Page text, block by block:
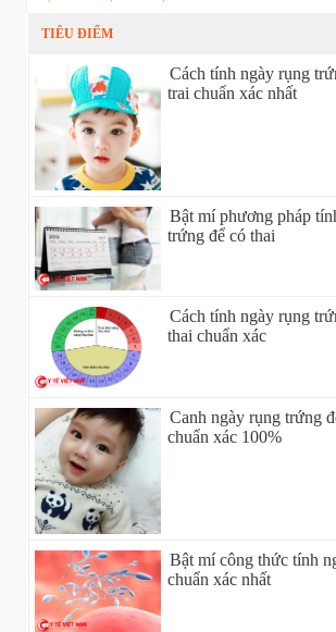
TIÊU ĐIỂM
Cách tính ngày rụng
trai chuẩn xác nhất
Bật mí phương pháp
trứng để có thai
Cách tính ngày rụng
thai chuẩn xác
Canh ngày rụng trứng
chuẩn xác 100%
Bật mí công thức tính
chuẩn xác nhất